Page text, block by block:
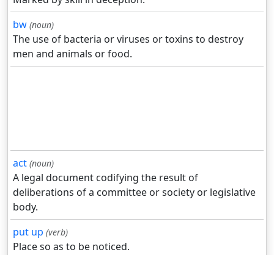
bw (noun)
The use of bacteria or viruses or toxins to destroy
men and animals or food.
act (noun)
A legal document codifying the result of
deliberations of a committee or society or legislative
body.
put up (verb)
Place so as to be noticed.